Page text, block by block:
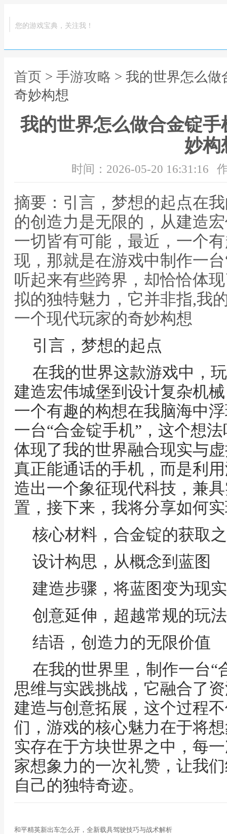
您的游戏宝典，关注我！
首页 > 手游攻略 > 我的世界怎么
奇妙构想
我的世界怎么做合金锭
妙构
时间：2026-05-20 16:31:16
摘要：引言，梦想的起点在
的创造力是无限的，从建造
一切皆有可能，最近，一个
现，那就是在游戏中制作一
听起来有些跨界，却恰恰体
拟的独特魅力，它并非指,我
一个现代玩家的奇妙构想
引言，梦想的起点
在我的世界这款游戏中，
建造宏伟城堡到设计复杂机
一个有趣的构想在我脑海中
一台“合金锭手机”，这个想
体现了我的世界融合现实与
真正能通话的手机，而是利
造出一个象征现代科技，兼
置，接下来，我将分享如何
核心材料，合金锭的获取
设计构思，从概念到蓝图
建造步骤，将蓝图变为现实
创意延伸，超越常规的玩法
结语，创造力的无限价值
在我的世界里，制作一台“
思维与实践挑战，它融合了
建造与创意拓展，这个过程
们，游戏的核心魅力在于将
实存在于方块世界之中，每
家想象力的一次礼赞，让我
自己的独特奇迹。
和平精英新出车怎么开，全新载具驾驶技巧与战术解析